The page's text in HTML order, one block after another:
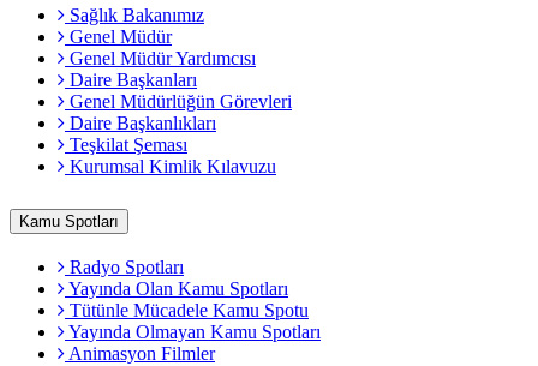
Sağlık Bakanımız
Genel Müdür
Genel Müdür Yardımcısı
Daire Başkanları
Genel Müdürlüğün Görevleri
Daire Başkanlıkları
Teşkilat Şeması
Kurumsal Kimlik Kılavuzu
Kamu Spotları
Radyo Spotları
Yayında Olan Kamu Spotları
Tütünle Mücadele Kamu Spotu
Yayında Olmayan Kamu Spotları
Animasyon Filmler